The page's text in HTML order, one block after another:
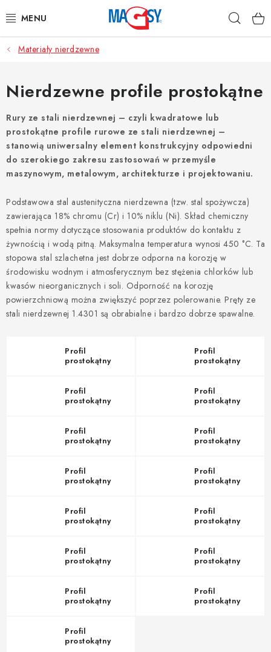
do
GŁÓWNE KATEGORIE
MAGNETYCZNE POMOCE
MAGNESY PRZEMYSŁOWE
INNE MAGNESY
MATERIAŁY NIERDZEWNE
O nas Regulamin e-sklepu
Ochrona danych osobowych
Blog
Kontakty Odstąpienie od umowy
Materiały nierdzewne
Nierdzewne profile prostokątne
Rury ze stali nierdzewnej – czyli kwadratowe lub
prostokątne profile rurowe ze stali nierdzewnej –
stanowią uniwersalny element konstrukcyjny odpowiedni
do szerokiego zakresu zastosowań w przemyśle
maszynowym, metalowym, architekturze i projektowaniu.
Podstawowa stal austenityczna nierdzewna (tzw. stal spożywcza)
zawierająca 18% chromu (Cr) i 10% niklu (Ni). Skład chemiczny
spełnia normy dotyczące stosowania produktów do kontaktu z
żywnością i wodą pitną. Maksymalna temperatura wynosi 450 °C. Ta
stopowa stal szlachetna jest dobrze odporna na korozję w
środowisku wodnym i atmosferycznym bez stężenia chlorków lub
kwasów nieorganicznych i soli. Odporność na korozję
powierzchniową można zwiększyć poprzez polerowanie. Pręty ze
stali nierdzewnej 1.4301 są obrabialne i bardzo dobrze spawalne.
Profil
prostokątny
Profil
prostokątny
Profil
prostokątny
Profil
prostokątny
Profil
prostokątny
Profil
prostokątny
Profil
prostokątny
Profil
prostokątny
Profil
prostokątny
Profil
prostokątny
Profil
prostokątny
Profil
prostokątny
Profil
prostokątny
Profil
prostokątny
Profil
prostokątny